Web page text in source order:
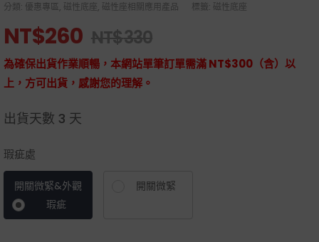
分類: 優惠專區, 磁性底座, 磁性座相關應用產品 標籤: 磁性底座
NT$260 NT$330
為確保出貨作業順暢，本網站單筆訂單需滿 NT$300（含）以
上，方可出貨，感謝您的理解。
出貨天數 3 天
瑕疵處
開關微緊&外觀
瑕疵
開關微緊